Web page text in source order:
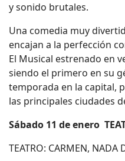
y sonido brutales.
Una comedia muy
encajan a la perfección
El Musical estrenado en
siendo el primero en su
temporada en la capital,
las principales ciudades
Sábado 11 de enero
TEATRO: CARMEN, NADA